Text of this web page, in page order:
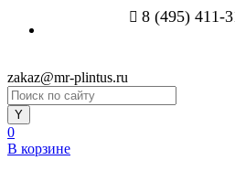
8 (495) 411-
zakaz@mr-plintus.ru
0
В корзине